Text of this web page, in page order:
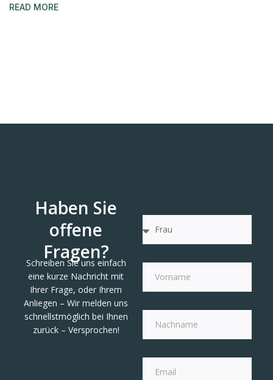
READ MORE
Haben Sie
offene
Fragen?
Schreiben Sie uns einfach
eine kurze Nachricht mit
Ihrer Frage, oder Ihrem
Anliegen – Wir melden uns
schnellstmöglich bei Ihnen
zurück – Versprochen!